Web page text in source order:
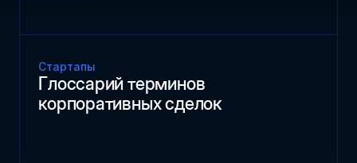
Стартапы
Глоссарий терминов
корпоративных сделок